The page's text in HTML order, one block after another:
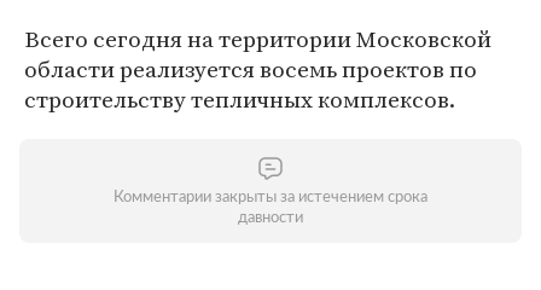
Всего сегодня на территории Московской
области реализуется восемь проектов по
строительству тепличных комплексов.
Комментарии закрыты за истечением срока
давности